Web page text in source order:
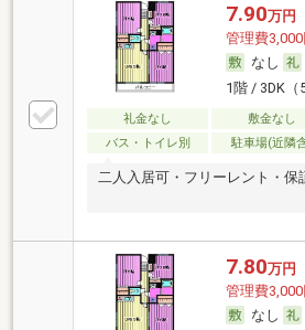
7.90万円
管理費3,000
なし
1階 / 3DK（
礼金なし 敷金なし
バス・トイレ別
駐車場(近隣
二人入居可・フリーレント・保
7.80万円
管理費3,000
なし